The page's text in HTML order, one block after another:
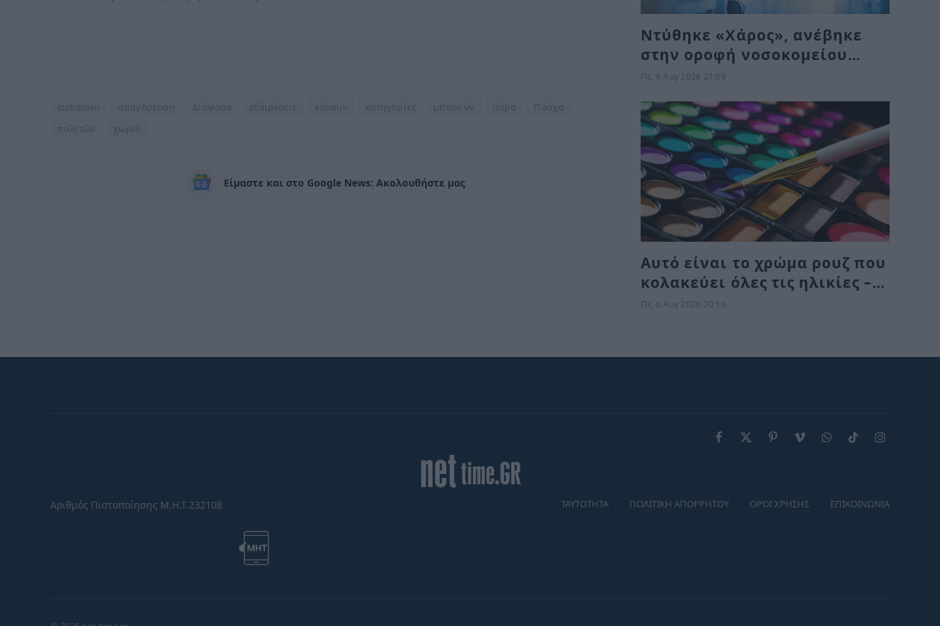
lockdown απαγόρευση Διάφορα εξαιρέσεις κάνουν κατηγορίες μπορούν πάρα
Πάσχα
πολιτών
χωριό
Είμαστε και στο Google News: Ακολουθήστε μας
Ντύθηκε «Χάρος», ανέβηκε
στην οροφή νοσοκομείου
και… σκόρπισε τον τρόμο
Πε, 6 Αυγ 2026 21:09
Αυτό είναι το χρώμα ρουζ που
κολακεύει όλες τις ηλικίες –
Δεν περιμένει κανείς ότι
Πε, 6 Αυγ 2026 20:16
Facebook
X
PinterestVimeoWhatsAppTikTokInstagram
Αριθμός Πιστοποίησης Μ.Η.Τ.232108 TAYTOTHTA ΠΟΛΙΤΙΚΗ ΑΠΟΡΡΗΤΟΥ ΟΡΟΙ ΧΡΗΣΗΣ ΕΠΙΚΟΙΝΩΝΙΑ